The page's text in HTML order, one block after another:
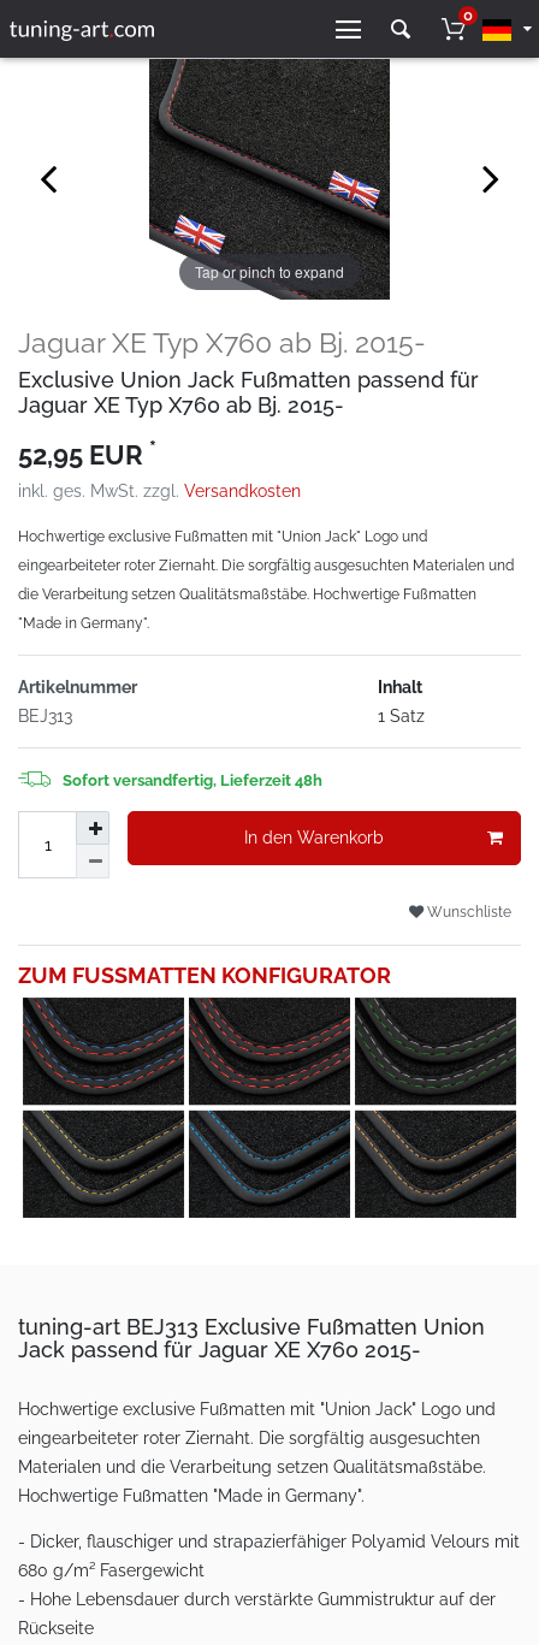
0
Tap or pinch to expand
Jaguar XE Typ X760 ab Bj. 2015-
Exclusive Union Jack Fußmatten passend für
Jaguar XE Typ X760 ab Bj. 2015-
52,95 EUR *
inkl. ges. MwSt. zzgl. Versandkosten
Hochwertige exclusive Fußmatten mit "Union Jack" Logo und
eingearbeiteter roter Ziernaht. Die sorgfältig ausgesuchten Materialen und
die Verarbeitung setzen Qualitätsmaßstäbe. Hochwertige Fußmatten
"Made in Germany".
Artikelnummer
BEJ313
Inhalt
1 Satz
Sofort versandfertig, Lieferzeit 48h
In den Warenkorb
Wunschliste
ZUM FUSSMATTEN KONFIGURATOR
tuning-art BEJ313 Exclusive Fußmatten Union
Jack passend für Jaguar XE X760 2015-
Hochwertige exclusive Fußmatten mit "Union Jack" Logo und
eingearbeiteter roter Ziernaht. Die sorgfältig ausgesuchten
Materialen und die Verarbeitung setzen Qualitätsmaßstäbe.
Hochwertige Fußmatten "Made in Germany".
- Dicker, flauschiger und strapazierfähiger Polyamid Velours mit
680 g/m² Fasergewicht
- Hohe Lebensdauer durch verstärkte Gummistruktur auf der
Rückseite